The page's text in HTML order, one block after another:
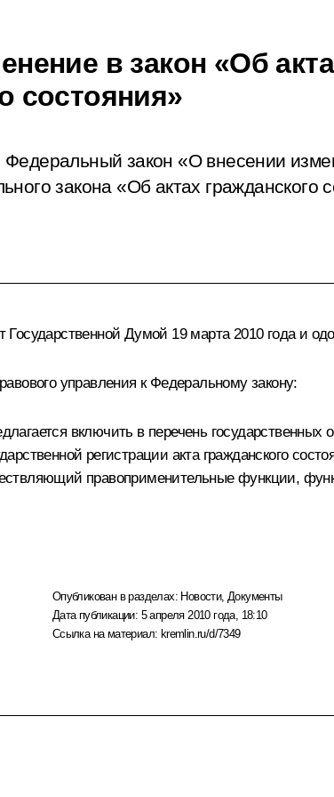
в закон «Об
состояния»
Федеральный закон «О внесении
закона «Об актах гражданского
Государственной Думой 19 марта 2010 года и
управления к Федеральному закону:
включить в перечень государственных
регистрации акта гражданского
правоприменительные функции,
Опубликован в разделах: Новости, Документы
Дата публикации: 5 апреля 2010 года, 18:10
Ссылка на материал: kremlin.ru/d/7349